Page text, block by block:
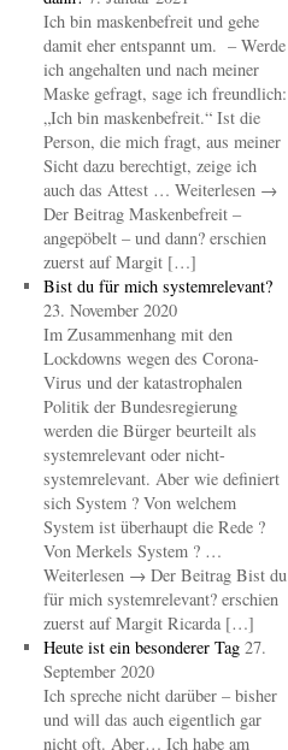
Ich bin maskenbefreit und gehe
damit eher entspannt um. – Werde
ich angehalten und nach meiner
Maske gefragt, sage ich freundlich:
„Ich bin maskenbefreit.“ Ist die
Person, die mich fragt, aus meiner
Sicht dazu berechtigt, zeige ich
auch das Attest … Weiterlesen →
Der Beitrag Maskenbefreit –
angepöbelt – und dann? erschien
zuerst auf Margit […]
Bist du für mich systemrelevant?
23. November 2020
Im Zusammenhang mit den
Lockdowns wegen des Corona-
Virus und der katastrophalen
Politik der Bundesregierung
werden die Bürger beurteilt als
systemrelevant oder nicht-
systemrelevant. Aber wie definiert
sich System ? Von welchem
System ist überhaupt die Rede ?
Von Merkels System ? …
Weiterlesen → Der Beitrag Bist du
für mich systemrelevant? erschien
zuerst auf Margit Ricarda […]
Heute ist ein besonderer Tag 27.
September 2020
Ich spreche nicht darüber – bisher
und will das auch eigentlich gar
nicht oft. Aber… Ich habe am